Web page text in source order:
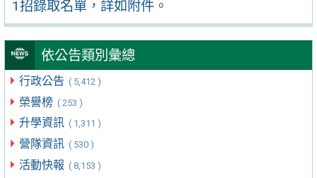
1招錄取名單，詳如附件。
依公告類別彙總
行政公告 ( 5,412 )
榮譽榜 ( 253 )
升學資訊 ( 1,311 )
營隊資訊 ( 530 )
活動快報 ( 8,153 )